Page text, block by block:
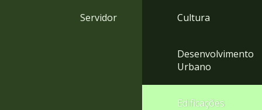
Servidor Cultura
Desenvolvimento
Urbano
Edificações